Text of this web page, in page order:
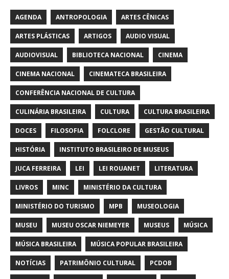
AGENDA ANTROPOLOGIA ARTES CÊNICAS
ARTES PLÁSTICAS ARTIGOS AUDIO VISUAL
AUDIOVISUAL BIBLIOTECA NACIONAL CINEMA
CINEMA NACIONAL CINEMATECA BRASILEIRA
CONFERÊNCIA NACIONAL DE CULTURA
CULINÁRIA BRASILEIRA CULTURA CULTURA BRASILEIRA
DOCES FILOSOFIA FOLCLORE GESTÃO CULTURAL
HISTÓRIA INSTITUTO BRASILEIRO DE MUSEUS
JUCA FERREIRA LEI LEI ROUANET LITERATURA
LIVROS MINC MINISTÉRIO DA CULTURA
MINISTÉRIO DO TURISMO MPB MUSEOLOGIA
MUSEU MUSEU OSCAR NIEMEYER MUSEUS MÚSICA
MÚSICA BRASILEIRA MÚSICA POPULAR BRASILEIRA
NOTÍCIAS PATRIMÔNIO CULTURAL PCDOB